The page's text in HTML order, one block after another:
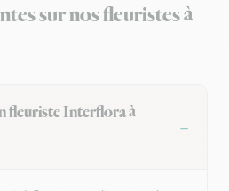
sur nos fleuristes à
fleuriste Interflora à